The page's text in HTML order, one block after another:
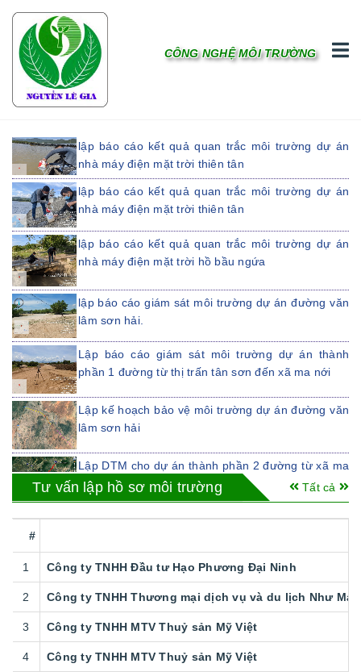
CÔNG NGHỆ MÔI TRƯỜNG
lập báo cáo kết quả quan trắc môi trường dự án
nhà máy điện mặt trời thiên tân
lập báo cáo kết quả quan trắc môi trường dự án
nhà máy điện mặt trời thiên tân
lập báo cáo kết quả quan trắc môi trường dự án
nhà máy điện mặt trời hồ bầu ngứa
lập báo cáo giám sát môi trường dự án đường văn
lâm sơn hải.
Lập báo cáo giám sát môi trường dự án thành
phần 1 đường từ thị trấn tân sơn đến xã ma nới
Lập kế hoạch bảo vệ môi trường dự án đường văn
lâm sơn hải
Lập DTM cho dự án thành phần 2 đường từ xã ma
nới, huyện ninh sơn, tỉnh ninh thuận đến ngã tư tà
năng
LẬP ĐTM CHO DỰ ÁN ĐƯỜNG TỪ THỊ TRẤN
TÂN SƠN ĐẾN XÃ MA NỚI, HUYỆN NINH SƠN
LẬP ĐTM CHO DỰ ÁN NHÀ MÁY CHẾ BIẾN
NƯỚC MẮM NGỌC TRANG SEAFOOD
Tư vấn lập hồ sơ môi trường Tất cả
#
1 Công ty TNHH Đầu tư Hạo Phương Đại Ninh
2 Công ty TNHH Thương mại dịch vụ và du lịch Như Mai
3 Công ty TNHH MTV Thuỷ sản Mỹ Việt
4 Công ty TNHH MTV Thuỷ sản Mỹ Việt